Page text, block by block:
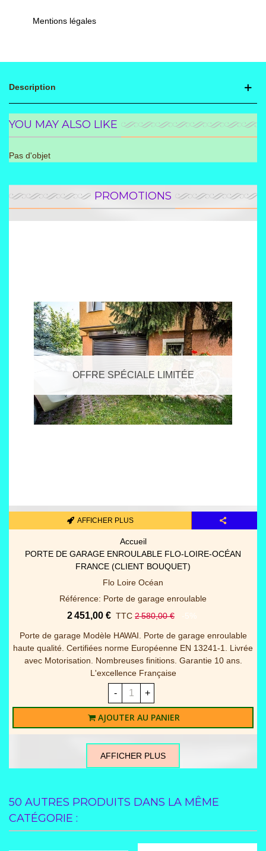
Mentions légales
Description
YOU MAY ALSO LIKE
Pas d'objet
PROMOTIONS
AFFICHER PLUS
OFFRE SPÉCIALE LIMITÉE
Pièces détachées portes/gara
PANNEAUX PORTES GARAGE SECTIONNELLES (3000 MM X
2000 MM)
Spot fermetures
Référence: Panneaux portes garage sectionnelles
936,00 € TTC 1 040,00 € -10%
Lot de 4 panneaux WOODGRAIN 40mm RAINURE pour
remplacement complet du tablier + joint bas Disponible en 2
dimensions et 2 coloris blanc / gris 7016 (Veuillez à la
commande préciser la couleur) - Nous trairons ici...
- +
AJOUTER AU PANIER
AFFICHER PLUS
50 AUTRES PRODUITS DANS LA MÊME
CATÉGORIE :